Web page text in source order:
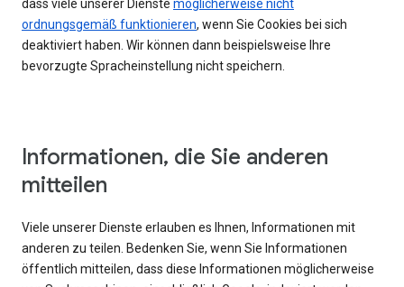
dass viele unserer Dienste möglicherweise nicht
ordnungsgemäß funktionieren, wenn Sie Cookies bei sich
deaktiviert haben. Wir können dann beispielsweise Ihre
bevorzugte Spracheinstellung nicht speichern.
Informationen, die Sie anderen
mitteilen
Viele unserer Dienste erlauben es Ihnen, Informationen mit
anderen zu teilen. Bedenken Sie, wenn Sie Informationen
öffentlich mitteilen, dass diese Informationen möglicherweise